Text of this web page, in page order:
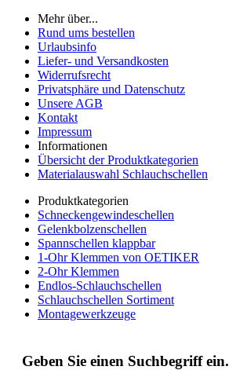
Mehr über...
Rund ums bestellen
Urlaubsinfo
Liefer- und Versandkosten
Widerrufsrecht
Privatsphäre und Datenschutz
Unsere AGB
Kontakt
Impressum
Informationen
Übersicht der Produktkategorien
Materialauswahl Schlauchschellen
Produktkategorien
Schneckengewindeschellen
Gelenkbolzenschellen
Spannschellen klappbar
1-Ohr Klemmen von OETIKER
2-Ohr Klemmen
Endlos-Schlauchschellen
Schlauchschellen Sortiment
Montagewerkzeuge
Geben Sie einen Suchbegriff ein.